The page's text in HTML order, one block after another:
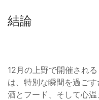
結論
12月の上野で開催され
は、特別な瞬間を過ご
酒とフード、そして心